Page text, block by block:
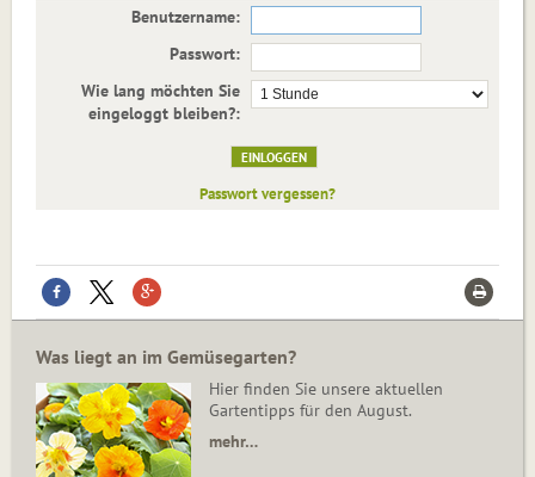
Benutzername:
Passwort:
Wie lang möchten Sie
eingeloggt bleiben?:
Passwort vergessen?
Was liegt an im Gemüsegarten?
Hier finden Sie unsere aktuellen
Gartentipps für den August.
mehr…